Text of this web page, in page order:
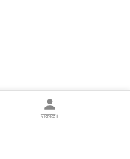
सकाळ+